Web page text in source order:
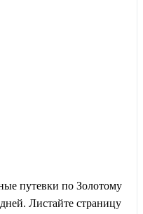
путевки по Золотому
Листайте страницу